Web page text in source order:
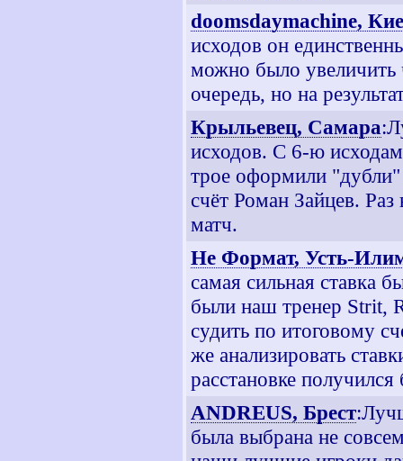
doomsdaymachine,
исходов он
можно было увеличить
очередь, но на
Крыльевец, Самара
исходов. С 6-ю
трое оформили "дубли"
счёт Роман Зайцев.
матч.
Не Формат, Усть-
самая сильная ставка
были наш тренер Strit,
судить по итоговому
же анализировать
расстановке
ANDREUS, Брест
была выбрана не